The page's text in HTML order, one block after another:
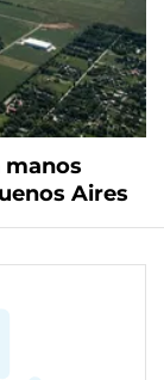
manos
Aires